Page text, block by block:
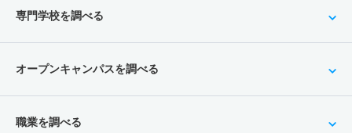
専門学校を調べる
オープンキャンパスを調べる
職業を調べる